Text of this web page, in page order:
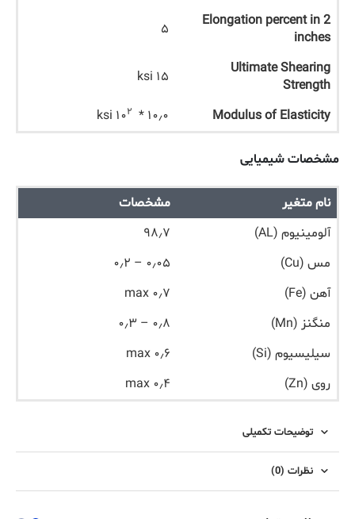
Elongation percent in 2
inches
۵
Ultimate Shearing
Strength
۱۵ ksi
Modulus of Elasticity ۱۰٫۰ * ۱۰ ۲
مشخصات شیمیایی
نام متغیر
مشخصات
آلومینیوم (AL)
۹۸٫۷
مس (Cu)
۰٫۰۵ – ۰٫۲
آهن (Fe)
۰٫۷ max
منگنز (Mn)
۰٫۸ – ۰٫۳
سیلیسیوم (Si)
۰٫۶ max
روی (Zn)
۰٫۴ max
توضیحات تکمیلی
نظرات (0)